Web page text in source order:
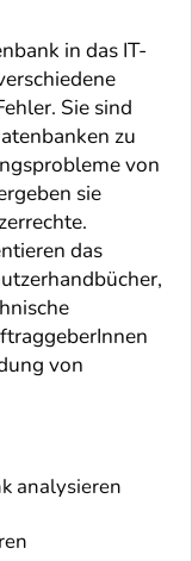
in das IT-
Sie sind
zu
von
sie
das
von
analysieren